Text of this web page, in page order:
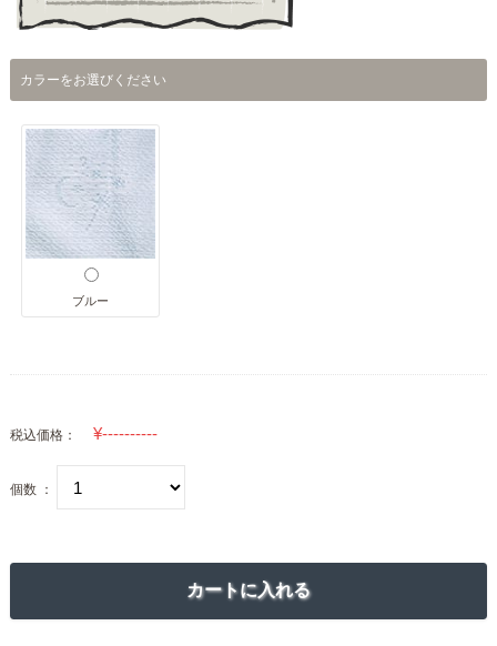
カラーをお選びください
ブルー
税込価格：
個数 ：